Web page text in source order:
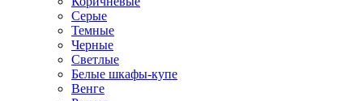
Серые
Темные
Черные
Светлые
Белые шкафы-купе
Венге